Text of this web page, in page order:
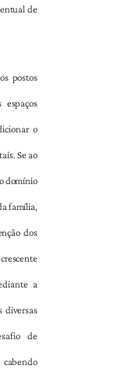
de
postos
o
Se ao
domínio
família,
dos
a
diversas
de